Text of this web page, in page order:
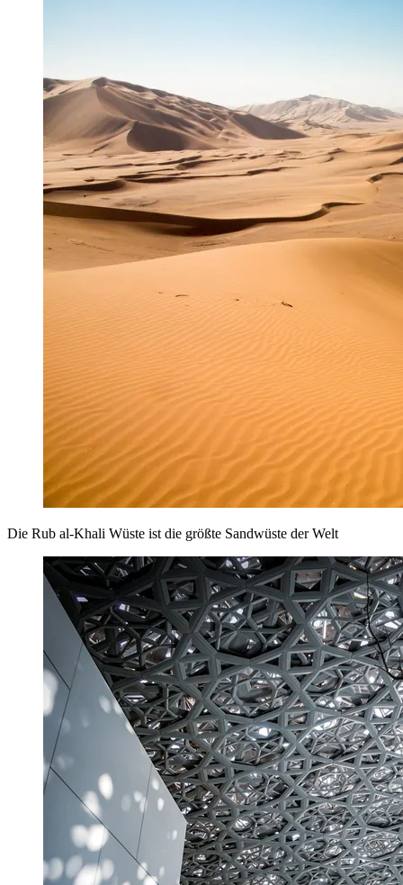
Die Rub al-Khali Wüste ist die größte Sandwüste der Welt